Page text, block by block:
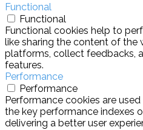
Functional
Functional
Functional cookies help to
like sharing the content of the
platforms, collect feedbacks,
features.
Performance
Performance
Performance cookies are
the key performance indexes
delivering a better user